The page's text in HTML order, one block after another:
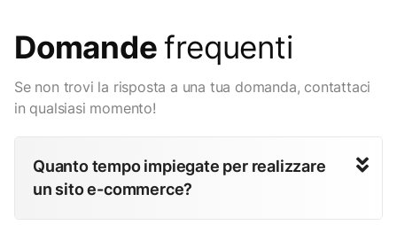
Domandefrequenti
Se non trovi la risposta a una tua domanda, contattaci
in qualsiasi momento!
Quanto tempo impiegate per realizzare
un sito e-commerce?